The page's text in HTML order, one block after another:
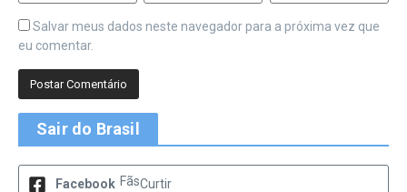
Salvar meus dados neste navegador para a próxima vez que
eu comentar.
Sair do Brasil
Facebook FãsCurtir